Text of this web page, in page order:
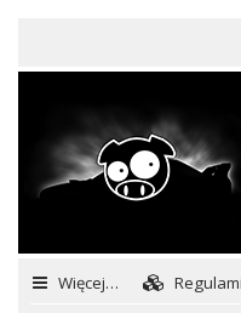
Więcej…